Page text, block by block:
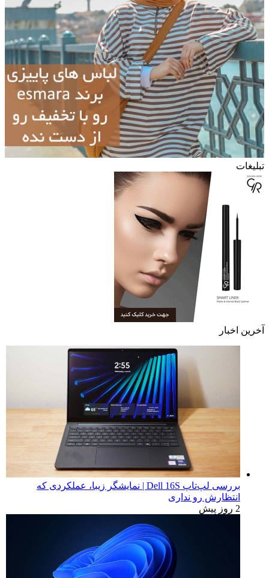
تبلیغات
آخرین اخبار
بررسی لپ‌تاپ Dell 16S | نمایشگر زیبا، عملکردی که
انتظارش رو نداری
2 روز پیش